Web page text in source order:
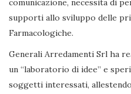
comunicazione, necessita di
supporti allo sviluppo delle
Farmacologiche.
Generali Arredamenti Srl ha
un “laboratorio di idee” e
soggetti interessati,